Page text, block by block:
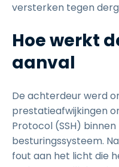
versterken tegen
Hoe werkt
aanval
De achterdeur werd
prestatieafwijkingen
Protocol (SSH)
besturingssysteem.
fout aan het licht die